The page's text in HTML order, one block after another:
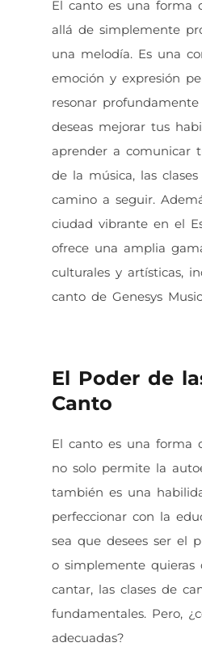
El canto es una forma
allá de simplemente
una melodía. Es una
emoción y expresión
resonar
deseas mejorar tus
aprender a comunicar
de la música, las
camino a seguir.
ciudad vibrante en el
ofrece una amplia
culturales y artísticas,
canto de Genesys
El Poder de
Canto
El canto es una forma
no solo permite la
también es una
perfeccionar con la
sea que desees ser el
o simplemente
cantar, las clases de
fundamentales. Pero,
adecuadas?